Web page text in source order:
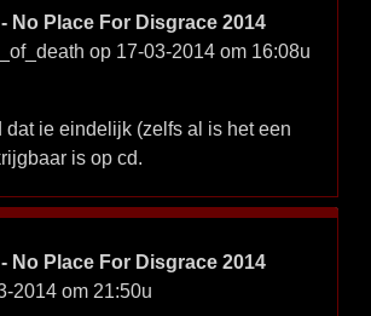
No Place For Disgrace 2014
op 17-03-2014 om 16:08u
ie eindelijk (zelfs al is het een
is op cd.
No Place For Disgrace 2014
2014 om 21:50u